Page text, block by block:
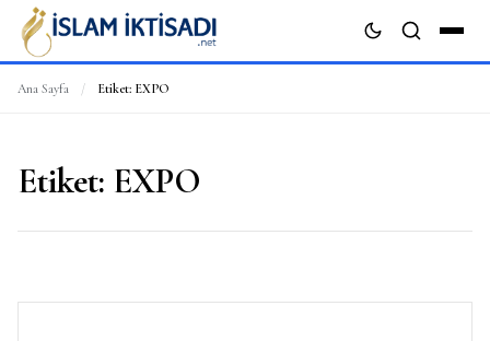
Ana Sayfa / Etiket: EXPO
Etiket: EXPO